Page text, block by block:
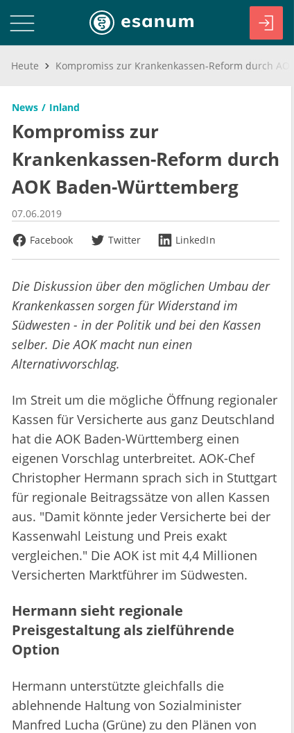
Heute
News Inland
Kompromiss zur
Krankenkassen-Reform durch
AOK Baden-Württemberg
07.06.2019
Facebook
Twitter LinkedIn
Die Diskussion über den möglichen Umbau der
Krankenkassen sorgen für Widerstand im
Südwesten - in der Politik und bei den Kassen
selber. Die AOK macht nun einen
Alternativvorschlag.
Im Streit um die mögliche Öffnung regionaler
Kassen für Versicherte aus ganz Deutschland
hat die AOK Baden-Württemberg einen
eigenen Vorschlag unterbreitet. AOK-Chef
Christopher Hermann sprach sich in Stuttgart
für regionale Beitragssätze von allen Kassen
aus. "Damit könnte jeder Versicherte bei der
Kassenwahl Leistung und Preis exakt
vergleichen." Die AOK ist mit 4,4 Millionen
Versicherten Marktführer im Südwesten.
Hermann sieht regionale
Preisgestaltung als zielführende
Option
Hermann unterstützte gleichfalls die
ablehnende Haltung von Sozialminister
Manfred Lucha (Grüne) zu den Plänen von